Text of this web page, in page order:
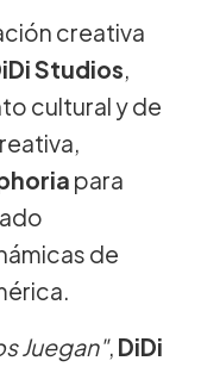
creativa
Studios,
cultural y de
para
de
Juegan", DiDi